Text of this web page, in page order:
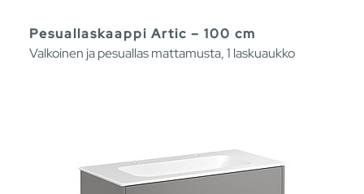
Pesuallaskaappi Artic – 100 cm
Valkoinen ja pesuallas mattamusta, 1 laskuaukko